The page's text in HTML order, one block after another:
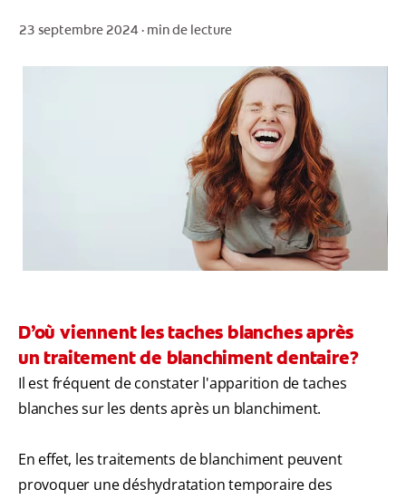
POUR LES PROFESSIONNELS
23 septembre 2024 · min de lecture
D’où viennent les taches blanches après
un traitement de blanchiment dentaire?
Il est fréquent de constater l'apparition de taches
blanches sur les dents après un blanchiment.
En effet, les traitements de blanchiment peuvent
provoquer une déshydratation temporaire des